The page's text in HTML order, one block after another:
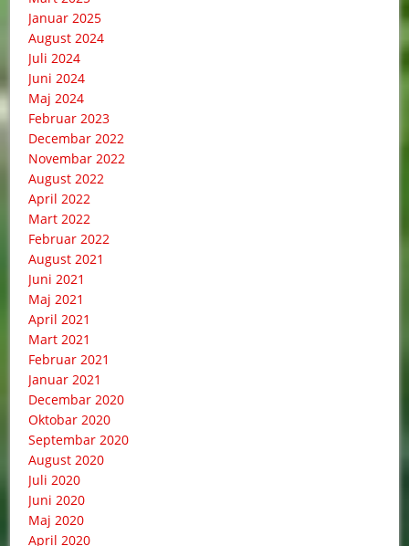
Januar 2025
August 2024
Juli 2024
Juni 2024
Maj 2024
Februar 2023
Decembar 2022
Novembar 2022
August 2022
April 2022
Mart 2022
Februar 2022
August 2021
Juni 2021
Maj 2021
April 2021
Mart 2021
Februar 2021
Januar 2021
Decembar 2020
Oktobar 2020
Septembar 2020
August 2020
Juli 2020
Juni 2020
Maj 2020
April 2020